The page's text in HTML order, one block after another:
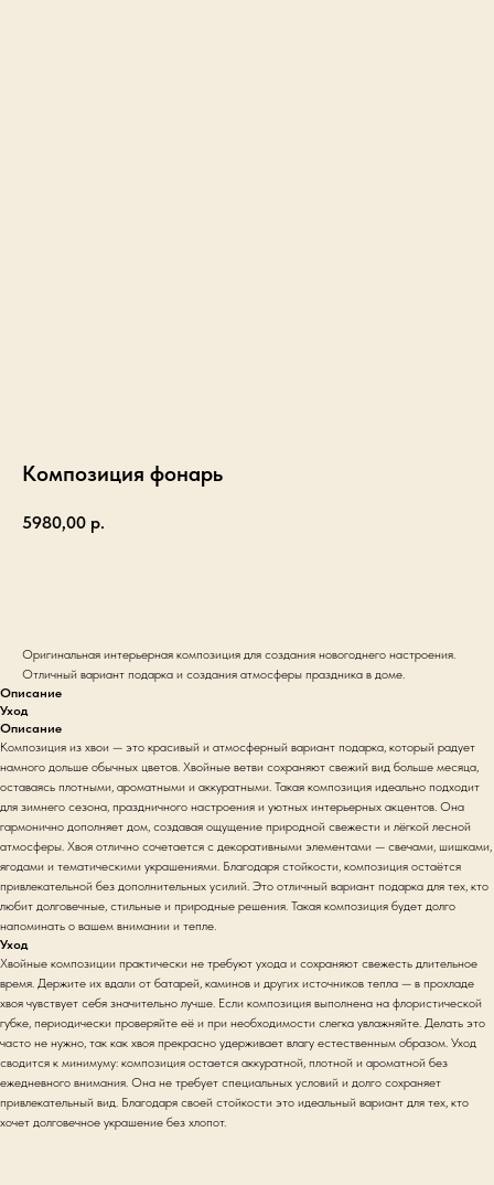
Композиция фонарь
5980,00 р.
Оригинальная интерьерная композиция для создания новогоднего настроения.
Отличный вариант подарка и создания атмосферы праздника в доме.
Описание
Уход
Описание
Композиция из хвои — это красивый и атмосферный вариант подарка, который радует
намного дольше обычных цветов. Хвойные ветви сохраняют свежий вид больше месяца,
оставаясь плотными, ароматными и аккуратными. Такая композиция идеально подходит
для зимнего сезона, праздничного настроения и уютных интерьерных акцентов. Она
гармонично дополняет дом, создавая ощущение природной свежести и лёгкой лесной
атмосферы. Хвоя отлично сочетается с декоративными элементами — свечами, шишками,
ягодами и тематическими украшениями. Благодаря стойкости, композиция остаётся
привлекательной без дополнительных усилий. Это отличный вариант подарка для тех, кто
любит долговечные, стильные и природные решения. Такая композиция будет долго
напоминать о вашем внимании и тепле.
Уход
Хвойные композиции практически не требуют ухода и сохраняют свежесть длительное
время. Держите их вдали от батарей, каминов и других источников тепла — в прохладе
хвоя чувствует себя значительно лучше. Если композиция выполнена на флористической
губке, периодически проверяйте её и при необходимости слегка увлажняйте. Делать это
часто не нужно, так как хвоя прекрасно удерживает влагу естественным образом. Уход
сводится к минимуму: композиция остается аккуратной, плотной и ароматной без
ежедневного внимания. Она не требует специальных условий и долго сохраняет
привлекательный вид. Благодаря своей стойкости это идеальный вариант для тех, кто
хочет долговечное украшение без хлопот.